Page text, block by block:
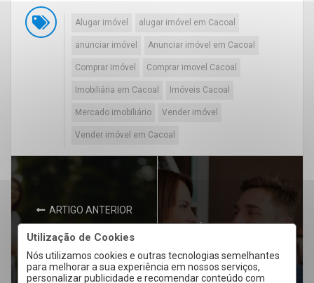
Utilização de Cookies
Nós utilizamos cookies e outras tecnologias semelhantes
para melhorar a sua experiência em nossos serviços,
personalizar publicidade e recomendar conteúdo com
Alugar imóvel alugar imóvel em Cacoal
anunciar imóvel Anunciar imóvel em Cacoal
Comprar imóvel Comprar imovel Cacoal
Imobiliária em Cacoal Imóveis Cacoal
Mercado imobiliário Vender imóvel
Vender imóvel em Cacoal
ARTIGO ANTERIOR
Alto padrão em
Cacoal: como os
empreendimentos de
PRÓXIMO ARTIGO
Simulação de
financiamento: por